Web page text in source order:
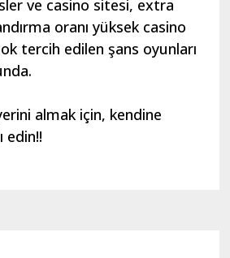
ve casino sitesi, extra
oranı yüksek casino
tercih edilen şans oyunları
almak için, kendine
edin!!